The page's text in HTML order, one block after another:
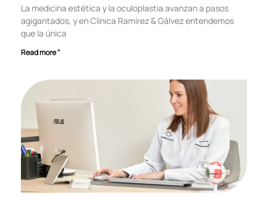
La medicina estética y la oculoplastia avanzan a pasos
agigantados, y en Clínica Ramírez & Gálvez entendemos
que la única
Read more "